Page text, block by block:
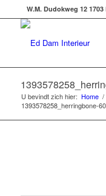
W.M. Dudokweg 12
U bevindt zich hier: Home /
1393578258_herringbone-